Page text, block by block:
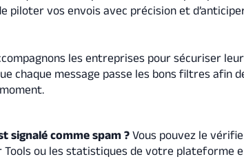
piloter vos envois avec précision et
les entreprises pour sécuriser
chaque message passe les bons filtres afin
signalé comme spam ?Vous pouvez le
Tools ou les statistiques de votre plateforme